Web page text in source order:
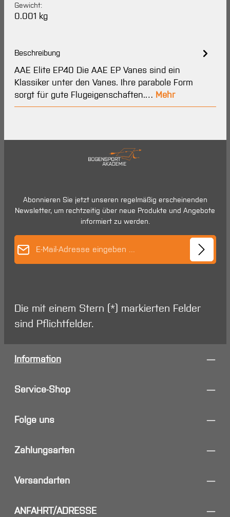
Gewicht:
0.001 kg
Beschreibung
AAE Elite EP40 Die AAE EP Vanes sind ein
Klassiker unter den Vanes. Ihre parabole Form
sorgt für gute Flugeigenschaften.… Mehr
Abonnieren Sie jetzt unseren regelmäßig erscheinenden
Newsletter, um rechtzeitig über neue Produkte und Angebote
informiert zu werden.
Die mit einem Stern (*) markierten Felder
sind Pflichtfelder.
Information
Service-Shop
Folge uns
Zahlungsarten
Versandarten
ANFAHRT/ADRESSE